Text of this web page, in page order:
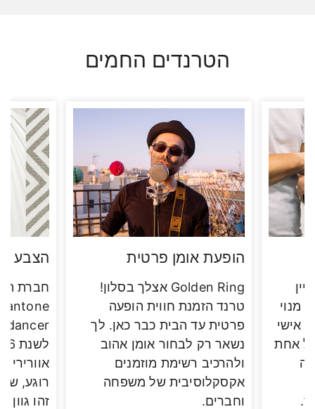
הטרנדים החמים
מנוי
אישי
אחת
הופעת אומן פרטית
Golden Ring אצלך בסלון!
טרנד הזמנת חווית הופעה
פרטית עד הבית כבר כאן. לך
נשאר רק לבחור אומן אהוב
ולהרכיב רשימת מוזמנים
אקסקלוסיבית של משפחה
וחברים.
הצבע של
חברת
אוורירי
רוגע,
זהו